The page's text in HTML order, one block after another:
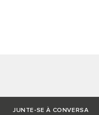
JUNTE-SE À CONVERSA